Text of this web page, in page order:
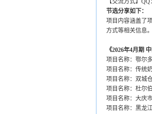
【交流方式】
节选分享如下：
项目内容涵盖了
方式等相关信息。
《2026年4月期
项目名称：鄂尔
项目名称：传统
项目名称：双城
项目名称：杜尔
项目名称：大庆
项目名称：黑龙